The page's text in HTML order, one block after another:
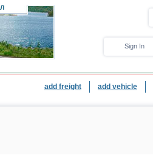
Sign In
add freight add vehicle